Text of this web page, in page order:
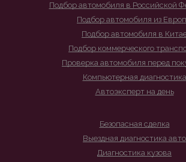
Подбор автомобиля в Российской
Подбор автомобиля из
Подбор автомобиля в
Подбор коммерческого
Проверка автомобиля перед
Компьютерная диагностика
Автоэксперт на день
Безопасная сделка
Выездная диагностика авто
Диагностика кузова